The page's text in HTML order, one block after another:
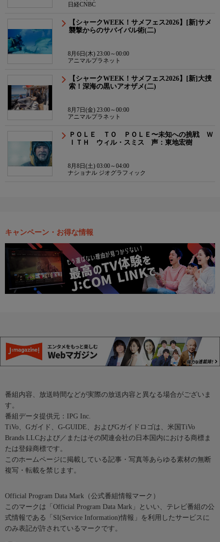
日経CNBC
【シャークWEEK！サメフェス2026】[新]サメ
襲撃からのサバイバル術(二)
8月6日(木) 23:00～00:00
アニマルプラネット
【シャークWEEK！サメフェス2026】[新]大捜
索！深海の黒いアオザメ(二)
8月7日(金) 23:00～00:00
アニマルプラネット
ＰＯＬＥ ＴＯ ＰＯＬＥ〜未知への挑戦 Ｗ
ＩＴＨ ウィル・スミス 声：東地宏樹
8月8日(土) 03:00～04:00
ナショナル ジオグラフィック
キャンペーン・お得な情報
番組内容、放送時間などが実際の放送内容と異なる場合がございま
す。
番組データ提供元：IPG Inc.
TiVo、Gガイド、G-GUIDE、およびGガイドロゴは、米国TiVo
Brands LLCおよび／またはその関連会社の日本国内における商標ま
たは登録商標です。
このホームページに掲載している記事・写真等あらゆる素材の無断
複写・転載を禁じます。
Official Program Data Mark（公式番組情報マーク）
このマークは「Official Program Data Mark」といい、テレビ番組の公
式情報である「SI(Service Information)情報」を利用したサービスに
のみ表記が許されているマークです。